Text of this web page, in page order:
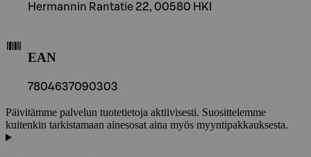
Hermannin Rantatie 22, 00580 HKI
EAN
7804637090303
Päivitämme palvelun tuotetietoja aktiivisesti. Suosittelemme
kuitenkin tarkistamaan ainesosat aina myös myyntipakkauksesta.